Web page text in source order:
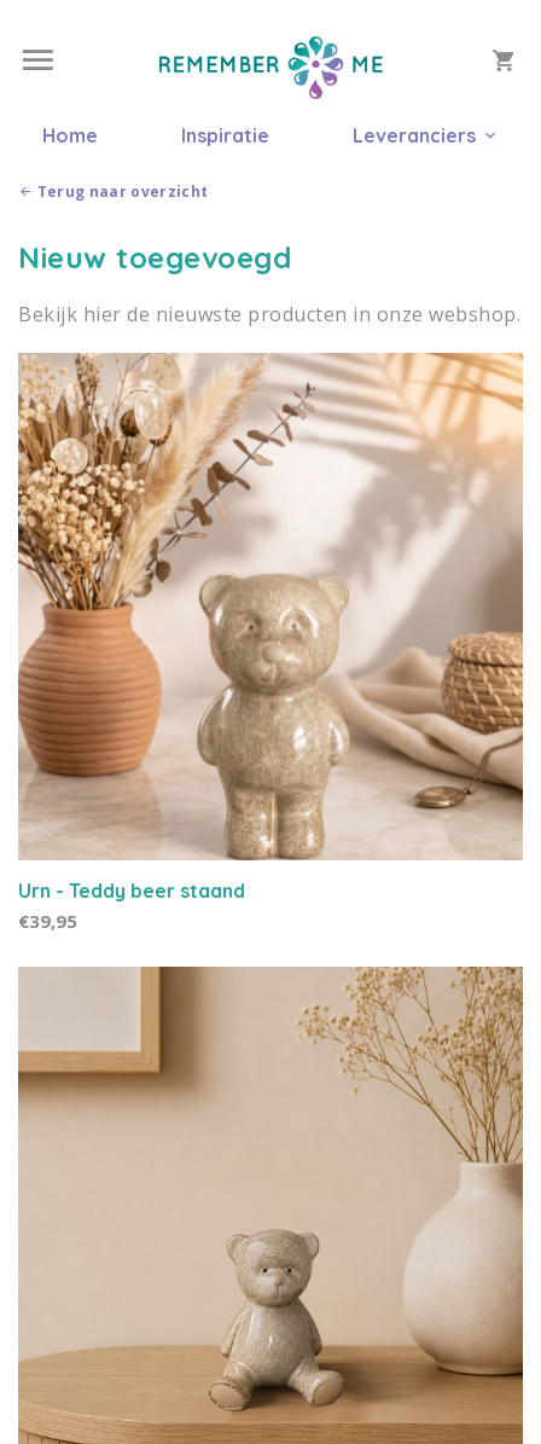
Home Inspiratie Leveranciers
Terug naar overzicht
Nieuw toegevoegd
Bekijk hier de nieuwste producten in onze webshop.
Urn - Teddy beer staand
€39,95